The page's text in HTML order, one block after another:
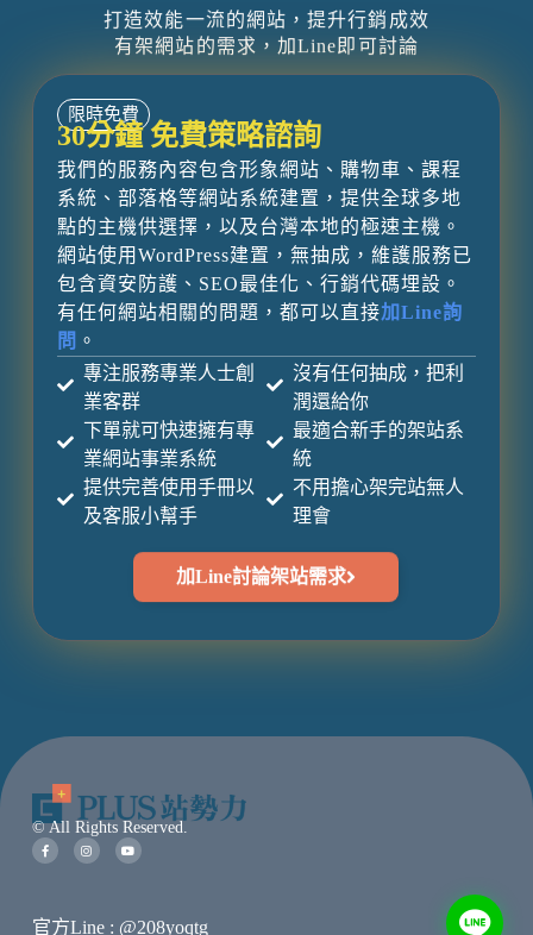
打造效能一流的網站，提升行銷成效
有架網站的需求，加Line即可討論
限時免費
30分鐘 免費策略諮詢
我們的服務內容包含形象網站、購物車、課程
系統、部落格等網站系統建置，提供全球多地
點的主機供選擇，以及台灣本地的極速主機。
網站使用WordPress建置，無抽成，維護服務已
包含資安防護、SEO最佳化、行銷代碼埋設。
有任何網站相關的問題，都可以直接加Line詢
問 。
專注服務專業人士創
業客群
下單就可快速擁有專
業網站事業系統
提供完善使用手冊以
及客服小幫手
沒有任何抽成，把利
潤還給你
最適合新手的架站系
統
不用擔心架完站無人
理會
加Line討論架站需求
© All Rights Reserved.
官方Line : @208yoqtg